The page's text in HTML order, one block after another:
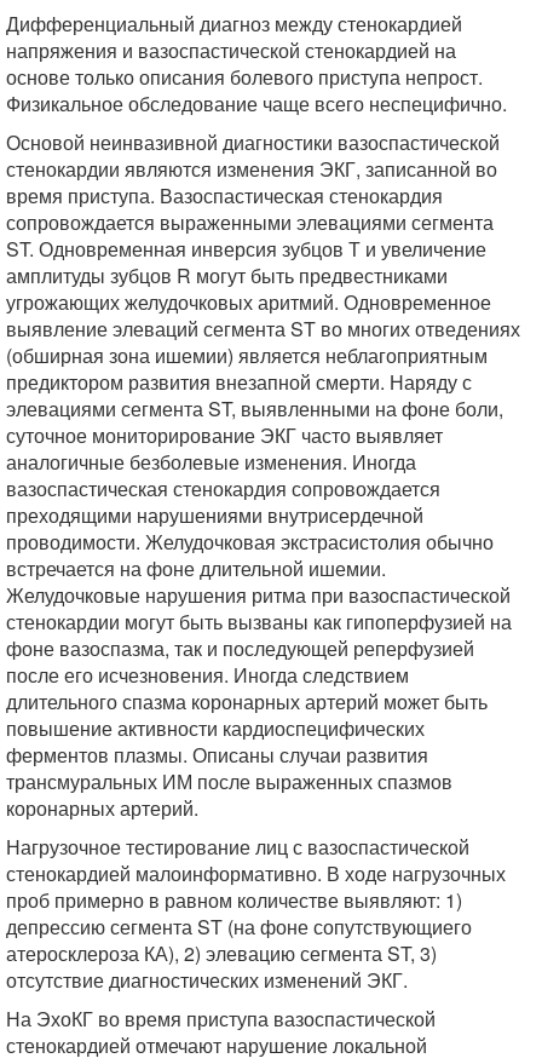
Дифференциальный диагноз между стенокардией
напряжения и вазоспастической стенокардией на
основе только описания болевого приступа непрост.
Физикальное обследование чаще всего неспецифично.
Основой неинвазивной диагностики вазоспастической
стенокардии являются изменения ЭКГ, записанной во
время приступа. Вазоспастическая стенокардия
сопровождается выраженными элевациями сегмента
ST. Одновременная инверсия зубцов Т и увеличение
амплитуды зубцов R могут быть предвестниками
угрожающих желудочковых аритмий. Одновременное
выявление элеваций сегмента ST во многих отведениях
(обширная зона ишемии) является неблагоприятным
предиктором развития внезапной смерти. Наряду с
элевациями сегмента ST, выявленными на фоне боли,
суточное мониторирование ЭКГ часто выявляет
аналогичные безболевые изменения. Иногда
вазоспастическая стенокардия сопровождается
преходящими нарушениями внутрисердечной
проводимости. Желудочковая экстрасистолия обычно
встречается на фоне длительной ишемии.
Желудочковые нарушения ритма при вазоспастической
стенокардии могут быть вызваны как гипоперфузией на
фоне вазоспазма, так и последующей реперфузией
после его исчезновения. Иногда следствием
длительного спазма коронарных артерий может быть
повышение активности кардиоспецифических
ферментов плазмы. Описаны случаи развития
трансмуральных ИМ после выраженных спазмов
коронарных артерий.
Нагрузочное тестирование лиц с вазоспастической
стенокардией малоинформативно. В ходе нагрузочных
проб примерно в равном количестве выявляют: 1)
депрессию сегмента ST (на фоне сопутствующиего
атеросклероза КА), 2) элевацию сегмента ST, 3)
отсутствие диагностических изменений ЭКГ.
На ЭхоКГ во время приступа вазоспастической
стенокардией отмечают нарушение локальной